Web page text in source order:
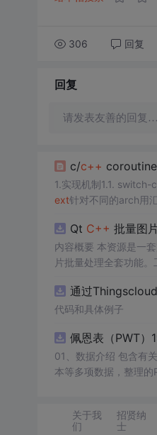
306 回复
回复
请发表友善的回复…
c/c++ coroutine
ext针对不同的arch用
Qt C++ 批量图
内容概要 本资源是一
片批量处理全套功能
示压缩效果。 适用人
设计、自媒体从业者
QImage 缩放保存、
式导入图片：手动多
块调节 JPG 压缩质量
习。 其他说明 开发
通过
代码和具体例子
佩恩表（PWT
01、数据介绍 包含有关收入、产出、投入和生产率的相对水平信息，涵盖1950-2023年各国GDP、汇率、TFP、CPI指数、人口、人力资
关于我
们
招贤纳
士